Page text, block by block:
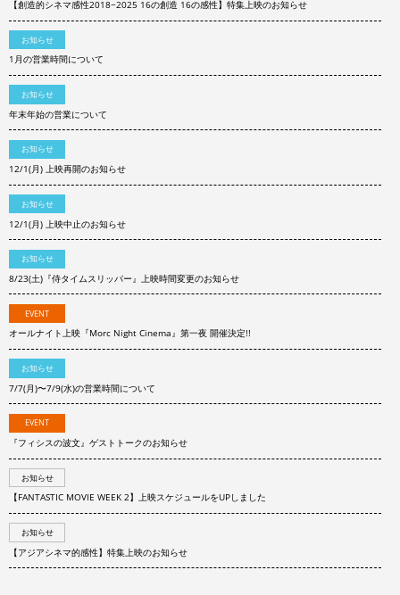
【創造的シネマ感性2018−2025 16の創造 16の感性】特集上映のお知らせ
お知らせ
1月の営業時間について
お知らせ
年末年始の営業について
お知らせ
12/1(月) 上映再開のお知らせ
お知らせ
12/1(月) 上映中止のお知らせ
お知らせ
8/23(土)『侍タイムスリッパー』上映時間変更のお知らせ
EVENT
オールナイト上映『Morc Night Cinema』第一夜 開催決定!!
お知らせ
7/7(月)〜7/9(水)の営業時間について
EVENT
『フィシスの波文』ゲストトークのお知らせ
お知らせ
【FANTASTIC MOVIE WEEK 2】上映スケジュールをUPしました
お知らせ
【アジアシネマ的感性】特集上映のお知らせ